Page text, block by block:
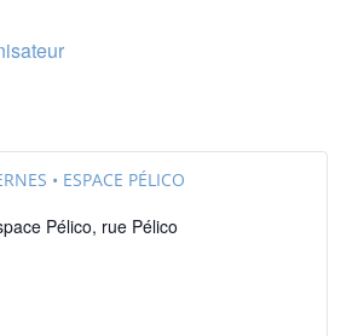
• ESPACE PÉLICO
Pélico, rue Pélico